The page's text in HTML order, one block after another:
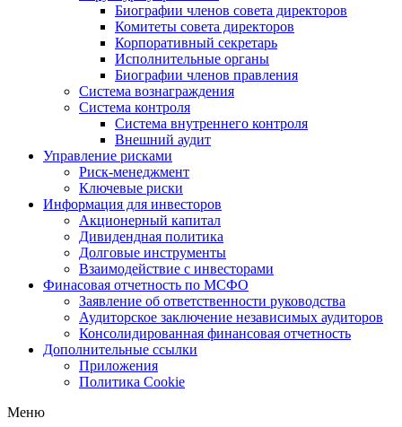
Биографии членов совета директоров
Комитеты совета директоров
Корпоративный секретарь
Исполнительные органы
Биографии членов правления
Система вознаграждения
Система контроля
Система внутреннего контроля
Внешний аудит
Управление рисками
Риск-менеджмент
Ключевые риски
Информация для инвесторов
Акционерный капитал
Дивидендная политика
Долговые инструменты
Взаимодействие с инвеcторами
Финасовая отчетность по МСФО
Заявление об ответственности руководства
Аудиторское заключение независимых аудиторов
Консолидированная финансовая отчетность
Дополнительные ссылки
Приложения
Политика Cookie
Меню